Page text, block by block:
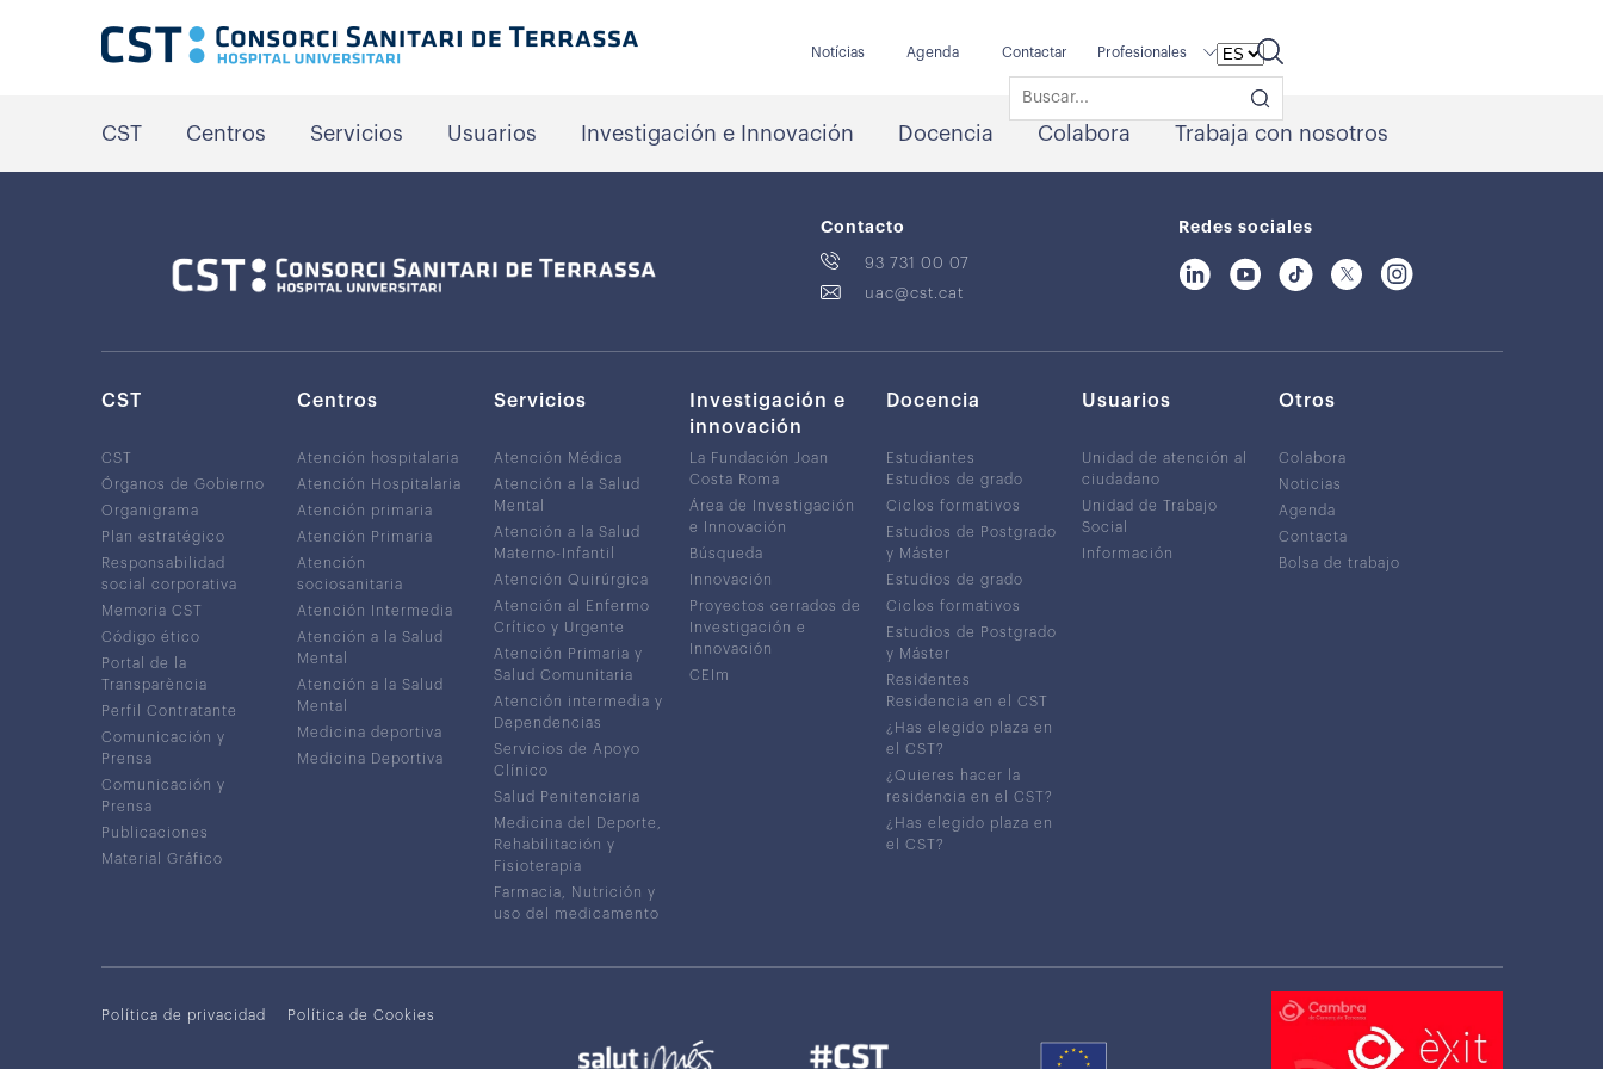
Notícias Agenda Contactar Profesionales
CST Centros Servicios Usuarios Investigación e Innovación Docencia Colabora Trabaja con nosotros
Contacto
93 731 00 07
uac@cst.cat
Redes sociales
CST
CST
Órganos de Gobierno
Organigrama
Plan estratégico
Responsabilidad
social corporativa
Memoria CST
Código ético
Portal de la
Transparència
Perfil Contratante
Comunicación y
Prensa
Comunicación y
Prensa
Publicaciones
Material Gráfico
Centros
Atención hospitalaria
Atención Hospitalaria
Atención primaria
Atención Primaria
Atención
sociosanitaria
Atención Intermedia
Atención a la Salud
Mental
Atención a la Salud
Mental
Medicina deportiva
Medicina Deportiva
Servicios
Atención Médica
Atención a la Salud
Mental
Atención a la Salud
Materno-Infantil
Atención Quirúrgica
Atención al Enfermo
Crítico y Urgente
Atención Primaria y
Salud Comunitaria
Atención intermedia y
Dependencias
Servicios de Apoyo
Clínico
Salud Penitenciaria
Medicina del Deporte,
Rehabilitación y
Fisioterapia
Farmacia, Nutrición y
uso del medicamento
Investigación e
innovación
La Fundación Joan
Costa Roma
Área de Investigación
e Innovación
Búsqueda
Innovación
Proyectos cerrados de
Investigación e
Innovación
CEIm
Docencia
Estudiantes
Estudios de grado
Ciclos formativos
Estudios de Postgrado
y Máster
Estudios de grado
Ciclos formativos
Estudios de Postgrado
y Máster
Residentes
Residencia en el CST
¿Has elegido plaza en
el CST?
¿Quieres hacer la
residencia en el CST?
¿Has elegido plaza en
el CST?
Usuarios
Unidad de atención al
ciudadano
Unidad de Trabajo
Social
Información
Otros
Colabora
Noticias
Agenda
Contacta
Bolsa de trabajo
Política de privacidad Política de Cookies